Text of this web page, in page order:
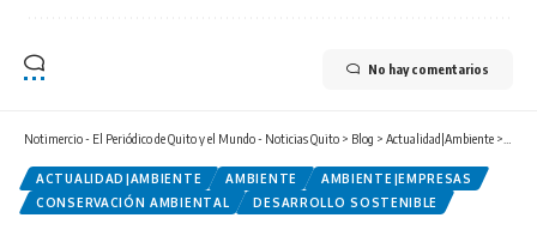
No hay comentarios
Notimercio - El Periódico de Quito y el Mundo - Noticias Quito > Blog > Actualidad|Ambiente >
ACTUALIDAD|AMBIENTE AMBIENTE
AMBIENTE|EMPRESAS
CONSERVACIÓN AMBIENTAL
DESARROLLO SOSTENIBLE